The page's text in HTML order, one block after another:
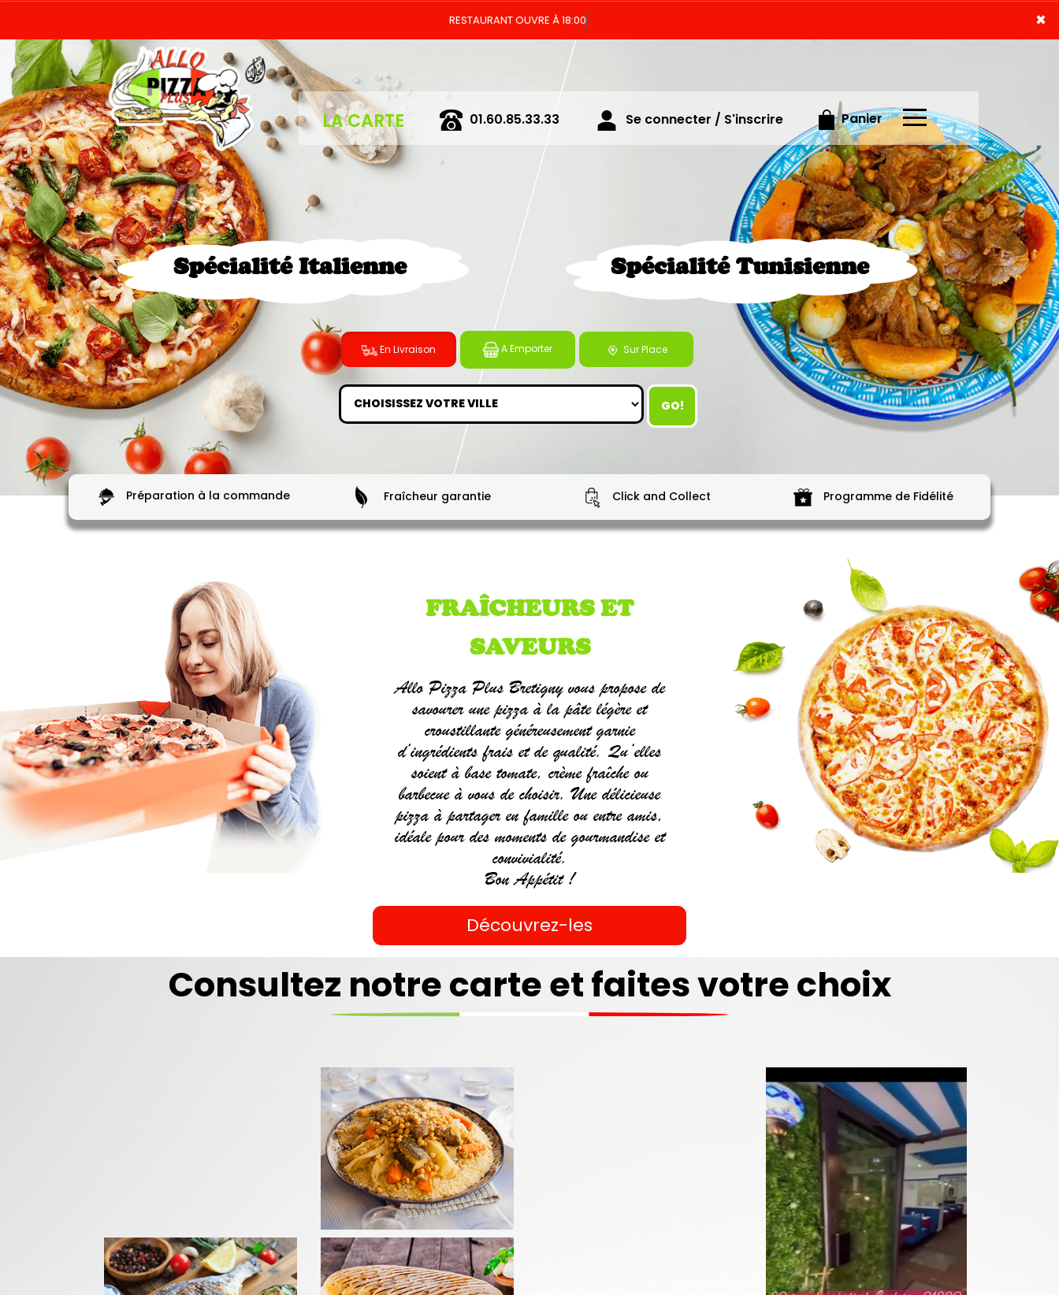
×
LA CARTE 01.60.85.33.33 Se connecter / S'inscrire Panier
×
Spécialité Italienne Spécialité Tunisienne
En Livraison A Emporter Sur Place
GO!
Préparation à la commande Fraîcheur garantie Click and Collect Programme de Fidélité
FRAÎCHEURS ET
SAVEURS
Allo Pizza Plus Bretigny vous propose de
savourer une pizza à la pâte légère et
croustillante généreusement garnie
d’ingrédients frais et de qualité. Qu’elles
soient à base tomate, crème fraîche ou
barbecue à vous de choisir. Une délicieuse
pizza à partager en famille ou entre amis,
idéale pour des moments de gourmandise et
convivialité.
Bon Appétit !
Découvrez-les
Consultez notre carte et faites votre choix
Commander
GRILLADES
Commander